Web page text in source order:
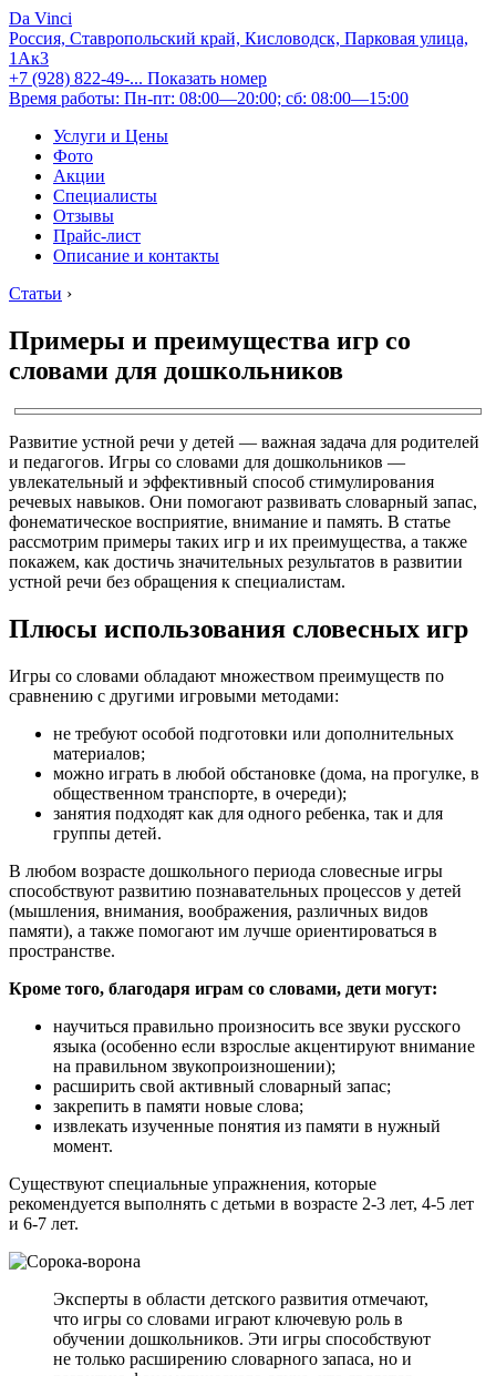
Da Vinci
Россия, Ставропольский край, Кисловодск, Парковая улица,
1Ак3
+7 (928) 822-49-... Показать номер
Время работы: Пн-пт: 08:00—20:00; сб: 08:00—15:00
Услуги и Цены
Фото
Акции
Специалисты
Отзывы
Прайс-лист
Описание и контакты
Статьи ›
Примеры и преимущества игр со
словами для дошкольников
Развитие устной речи у детей — важная задача для родителей
и педагогов. Игры со словами для дошкольников —
увлекательный и эффективный способ стимулирования
речевых навыков. Они помогают развивать словарный запас,
фонематическое восприятие, внимание и память. В статье
рассмотрим примеры таких игр и их преимущества, а также
покажем, как достичь значительных результатов в развитии
устной речи без обращения к специалистам.
Плюсы использования словесных игр
Игры со словами обладают множеством преимуществ по
сравнению с другими игровыми методами:
не требуют особой подготовки или дополнительных
материалов;
можно играть в любой обстановке (дома, на прогулке, в
общественном транспорте, в очереди);
занятия подходят как для одного ребенка, так и для
группы детей.
В любом возрасте дошкольного периода словесные игры
способствуют развитию познавательных процессов у детей
(мышления, внимания, воображения, различных видов
памяти), а также помогают им лучше ориентироваться в
пространстве.
Кроме того, благодаря играм со словами, дети могут:
научиться правильно произносить все звуки русского
языка (особенно если взрослые акцентируют внимание
на правильном звукопроизношении);
расширить свой активный словарный запас;
закрепить в памяти новые слова;
извлекать изученные понятия из памяти в нужный
момент.
Существуют специальные упражнения, которые
рекомендуется выполнять с детьми в возрасте 2-3 лет, 4-5 лет
и 6-7 лет.
Эксперты в области детского развития отмечают,
что игры со словами играют ключевую роль в
обучении дошкольников. Эти игры способствуют
не только расширению словарного запаса, но и